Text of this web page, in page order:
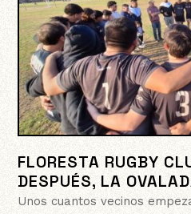
FLORESTA RUGBY
DESPUÉS, LA
Unos cuantos vecinos